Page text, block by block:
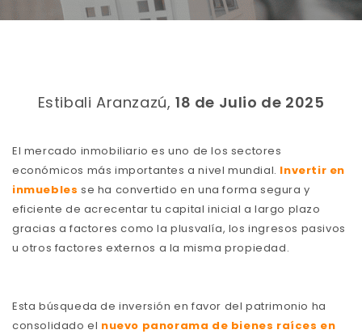
Estibali Aranzazú, 18 de Julio de 2025
El mercado inmobiliario es uno de los sectores
económicos más importantes a nivel mundial. Invertir en
inmuebles se ha convertido en una forma segura y
eficiente de acrecentar tu capital inicial a largo plazo
gracias a factores como la plusvalía, los ingresos pasivos
u otros factores externos a la misma propiedad.
Esta búsqueda de inversión en favor del patrimonio ha
consolidado el nuevo panorama de bienes raíces en